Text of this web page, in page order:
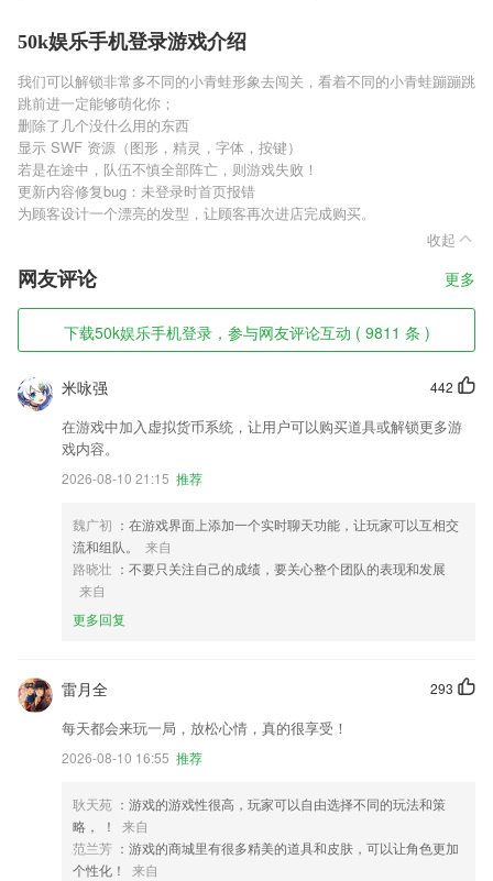
50k娱乐手机登录游戏介绍
我们可以解锁非常多不同的小青蛙形象去闯关，看着不同的小青蛙蹦蹦跳
跳前进一定能够萌化你；
删除了几个没什么用的东西
显示 SWF 资源（图形，精灵，字体，按键）
若是在途中，队伍不慎全部阵亡，则游戏失败！
更新内容修复bug：未登录时首页报错
为顾客设计一个漂亮的发型，让顾客再次进店完成购买。
收起
网友评论 更多
下载50k娱乐手机登录，参与网友评论互动 ( 9811 条 )
442
米咏强
在游戏中加入虚拟货币系统，让用户可以购买道具或解锁更多游
戏内容。
2026-08-10 21:15 推荐
魏广初 ：在游戏界面上添加一个实时聊天功能，让玩家可以互相交
流和组队。
来自
路晓壮 ：不要只关注自己的成绩，要关心整个团队的表现和发展
来自
更多回复
293
雷月全
每天都会来玩一局，放松心情，真的很享受！
2026-08-10 16:55 推荐
耿天苑 ：游戏的游戏性很高，玩家可以自由选择不同的玩法和策
略， ！
来自
范兰芳 ：游戏的商城里有很多精美的道具和皮肤，可以让角色更加
个性化！
来自